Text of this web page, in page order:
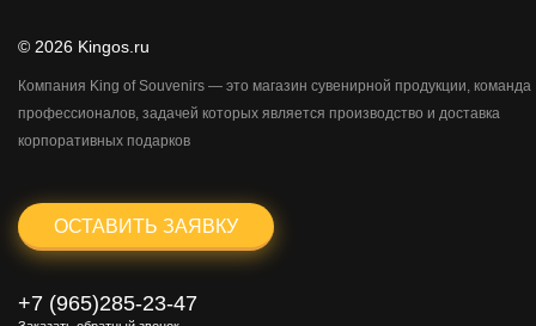
© 2026 Kingos.ru
Компания King of Souvenirs — это магазин сувенирной продукции, команда
профессионалов, задачей которых является производство и доставка
корпоративных подарков
ОСТАВИТЬ ЗАЯВКУ
+7 (965)285-23-47